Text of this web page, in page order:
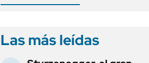
Las más leídas